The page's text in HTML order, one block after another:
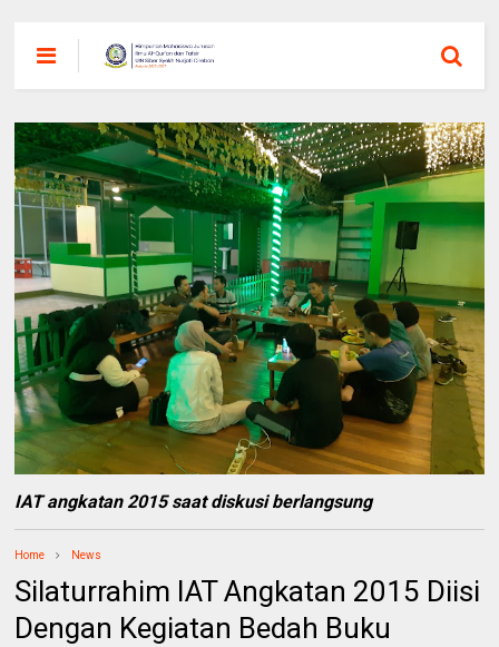
IAT angkatan 2015 saat diskusi berlangsung
Home News
Silaturrahim IAT Angkatan 2015 Diisi
Dengan Kegiatan Bedah Buku